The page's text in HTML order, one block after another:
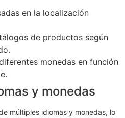
en la localización
de productos según
monedas en función
y monedas
múltiples idiomas y monedas, lo